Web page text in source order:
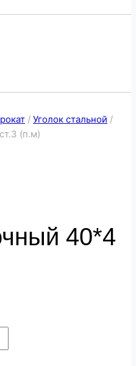
/ Уголок стальной /
(п.м)
40*4